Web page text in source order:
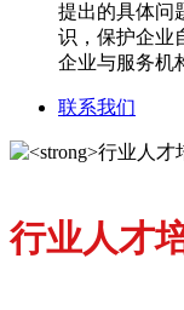
提出的具体问
识，保护企业
企业与服务机
联系我们
行业人才